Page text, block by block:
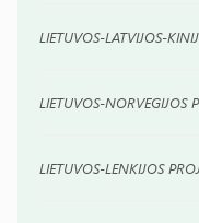
LIETUVOS-LATVIJOS-
LIETUVOS-NORVEGIJOS
LIETUVOS-LENKIJOS